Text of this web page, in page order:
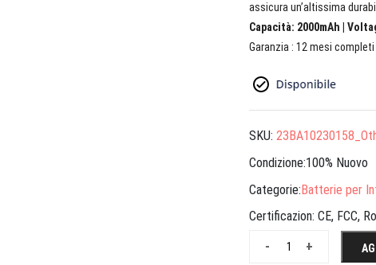
assicura un’altissima
Capacità: 2000mAh |
Garanzia : 12 mesi
SKU:
Condizione:100% Nuovo
Categorie:Batterie per
Certificazion: CE, FCC,
+
-